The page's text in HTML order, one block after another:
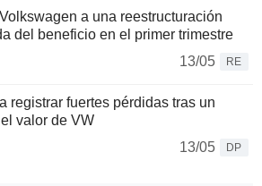
a una reestructuración
del beneficio en el primer trimestre
13/05
RE
registrar fuertes pérdidas tras un
valor de VW
13/05
DP